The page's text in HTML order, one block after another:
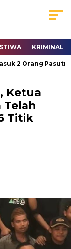
KRIMINAL
2 Orang Pasutri
Ketua
Telah
Titik